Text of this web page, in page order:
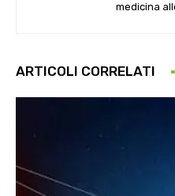
medicina
ARTICOLI CORRELATI